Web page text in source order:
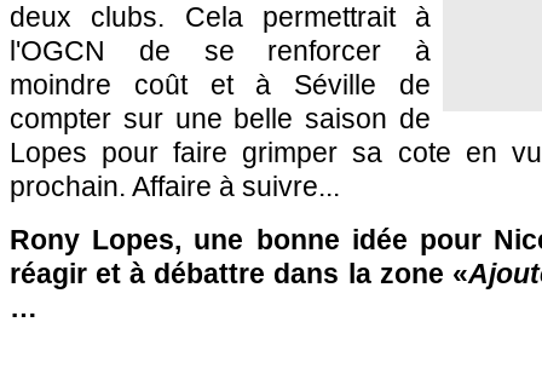
deux clubs. Cela permettrait à
l'OGCN de se renforcer à
moindre coût et à Séville de
compter sur une belle saison de
Lopes pour faire grimper sa cote en
prochain. Affaire à suivre...
Rony Lopes, une bonne idée pour
réagir et à débattre dans la zone «
…